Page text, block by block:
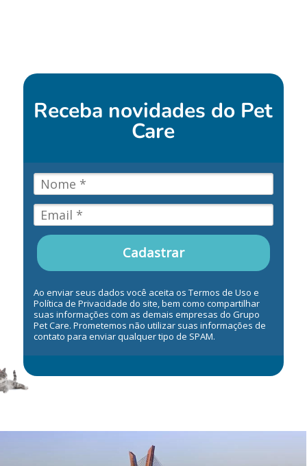
Receba novidades do Pet
Care
Cadastrar
Ao enviar seus dados você aceita os Termos de Uso e
Política de Privacidade do site, bem como compartilhar
suas informações com as demais empresas do Grupo
Pet Care. Prometemos não utilizar suas informações de
contato para enviar qualquer tipo de SPAM.